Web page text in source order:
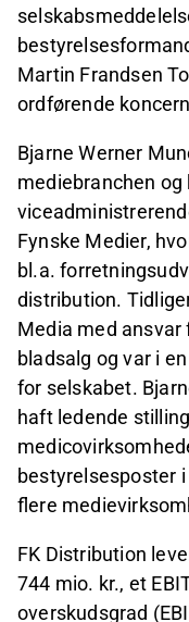
Martin Frandsen
ordførende
Bjarne Werner
mediebranchen
Fynske Medier,
bl.a.
distribution.
Media med ansvar
bladsalg og var i
for selskabet.
haft ledende
bestyrelsesposter
flere
FK Distribution
744 mio. kr., et
overskudsgrad